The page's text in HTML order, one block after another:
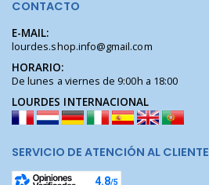
CONTACTO
E-MAIL:
lourdes.shop.info@gmail.com
HORARIO:
De lunes a viernes de 9:00h a 18:00
LOURDES INTERNACIONAL
SERVICIO DE ATENCIÓN AL CLIENTE